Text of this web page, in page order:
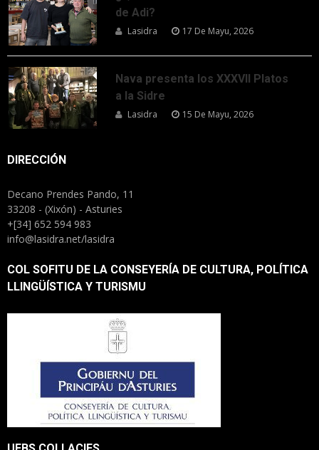
de Adi?
Lasidra 17 De Mayu, 2026
Nava presenta los XXXVII Platos
a la Sidre
Lasidra 15 De Mayu, 2026
DIRECCIÓN
Decano Prendes Pando, 11
33208 - (Xixón) - Asturies
+[34] 652 594 983
info@lasidra.net/lasidra
COL SOFITU DE LA CONSEYERÍA DE CULTURA, POLÍTICA
LLINGÜÍSTICA Y TURISMU